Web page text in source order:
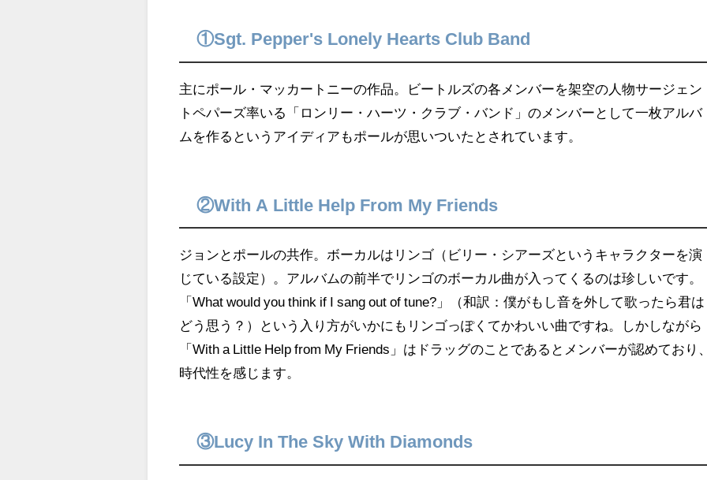
①Sgt. Pepper's Lonely Hearts Club Band
主にポール・マッカートニーの作品。ビートルズの各メンバーを架空の人物サージェン
トペパーズ率いる「ロンリー・ハーツ・クラブ・バンド」のメンバーとして一枚アルバ
ムを作るというアイディアもポールが思いついたとされています。
②With A Little Help From My Friends
ジョンとポールの共作。ボーカルはリンゴ（ビリー・シアーズというキャラクターを演
じている設定）。アルバムの前半でリンゴのボーカル曲が入ってくるのは珍しいです。
「What would you think if I sang out of tune?」（和訳：僕がもし音を外して歌ったら君は
どう思う？）という入り方がいかにもリンゴっぽくてかわいい曲ですね。しかしながら
「With a Little Help from My Friends」はドラッグのことであるとメンバーが認めており
時代性を感じます。
③Lucy In The Sky With Diamonds